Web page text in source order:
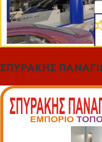
ΣΠΥΡΑΚΗΣ